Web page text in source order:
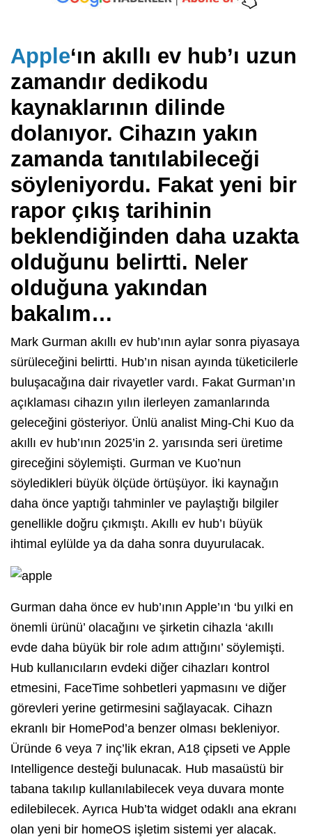
Apple‘ın akıllı ev hub’ı uzun
zamandır dedikodu
kaynaklarının dilinde
dolanıyor. Cihazın yakın
zamanda tanıtılabileceği
söyleniyordu. Fakat yeni bir
rapor çıkış tarihinin
beklendiğinden daha uzakta
olduğunu belirtti. Neler
olduğuna yakından
bakalım…
Mark Gurman akıllı ev hub’ının aylar sonra piyasaya
sürüleceğini belirtti. Hub’ın nisan ayında tüketicilerle
buluşacağına dair rivayetler vardı. Fakat Gurman’ın
açıklaması cihazın yılın ilerleyen zamanlarında
geleceğini gösteriyor. Ünlü analist Ming-Chi Kuo da
akıllı ev hub’ının 2025’in 2. yarısında seri üretime
gireceğini söylemişti. Gurman ve Kuo’nun
söyledikleri büyük ölçüde örtüşüyor. İki kaynağın
daha önce yaptığı tahminler ve paylaştığı bilgiler
genellikle doğru çıkmıştı. Akıllı ev hub’ı büyük
ihtimal eylülde ya da daha sonra duyurulacak.
Gurman daha önce ev hub’ının Apple’ın ‘bu yılki en
önemli ürünü’ olacağını ve şirketin cihazla ‘akıllı
evde daha büyük bir role adım attığını’ söylemişti.
Hub kullanıcıların evdeki diğer cihazları kontrol
etmesini, FaceTime sohbetleri yapmasını ve diğer
görevleri yerine getirmesini sağlayacak. Cihazn
ekranlı bir HomePod’a benzer olması bekleniyor.
Üründe 6 veya 7 inç’lik ekran, A18 çipseti ve Apple
Intelligence desteği bulunacak. Hub masaüstü bir
tabana takılıp kullanılabilecek veya duvara monte
edilebilecek. Ayrıca Hub’ta widget odaklı ana ekranı
olan yeni bir homeOS işletim sistemi yer alacak.